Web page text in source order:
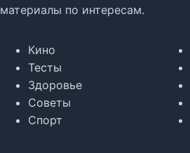
материалы по интересам.
Кино
Тесты
Здоровье
Советы
Спорт